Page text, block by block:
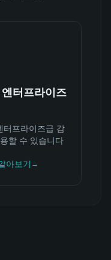
터프라이즈
프라이즈급 감
할 수 있습니다
아보기 →